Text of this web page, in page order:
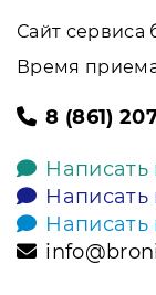
Сайт сервиса
Время приема
8 (861)
Написать
Написать
Написать